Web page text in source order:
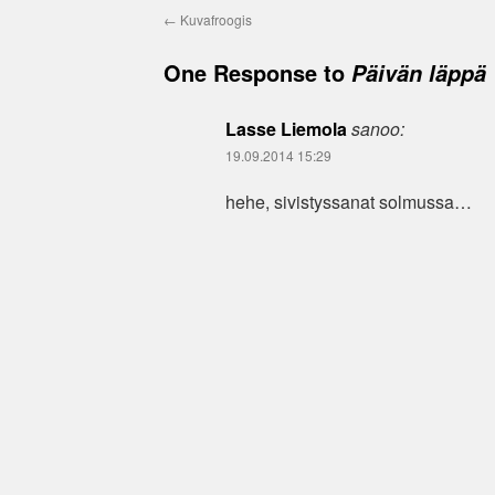
← Kuvafroogis
One Response to Päivän läppä
Lasse Liemolasanoo:
19.09.2014 15:29
hehe, sivistyssanat solmussa…